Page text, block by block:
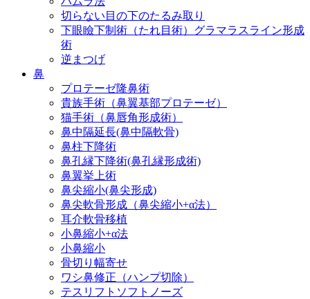
切らない目の下のたるみ取り
下眼瞼下制術（たれ目術）グラマラスライン形成
術
逆まつげ
鼻
プロテーゼ隆鼻術
貴族手術（鼻翼基部プロテーゼ）
猫手術（鼻唇角形成術）
鼻中隔延長(鼻中隔軟骨)
鼻柱下降術
鼻孔縁下降術(鼻孔縁形成術)
鼻翼挙上術
鼻尖縮小(鼻尖形成)
鼻尖軟骨形成（鼻尖縮小+α法）
耳介軟骨移植
小鼻縮小+α法
小鼻縮小
骨切り幅寄せ
ワシ鼻修正（ハンプ切除）
テスリフトソフトノーズ